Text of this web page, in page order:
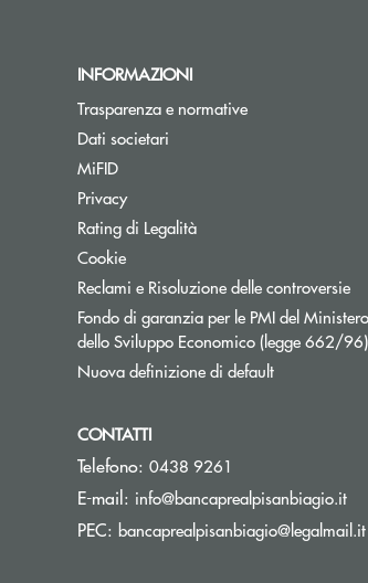
INFORMAZIONI
Trasparenza e normative
Dati societari
MiFID
Privacy
Rating di Legalità
Cookie
Reclami e Risoluzione delle controversie
Fondo di garanzia per le PMI del Ministero
dello Sviluppo Economico (legge 662/96)
Nuova definizione di default
CONTATTI
Telefono: 0438 9261
E-mail: info@bancaprealpisanbiagio.it(si
PEC: bancaprealpisanbiagio@legalmail.it